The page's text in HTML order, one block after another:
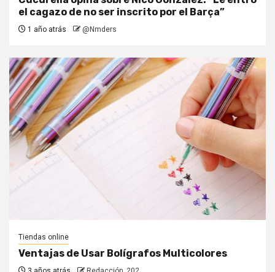
el cagazo de no ser inscrito por el Barça”
1 año atrás @Nmders
Tiendas online
Ventajas de Usar Bolígrafos Multicolores